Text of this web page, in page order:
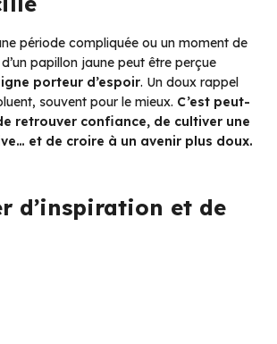
période compliquée ou un moment de
papillon jaune peut être perçue
porteur d’espoir. Un doux rappel
souvent pour le mieux. C’est peut-
retrouver confiance, de cultiver une
et de croire à un avenir plus doux.
d’inspiration et de